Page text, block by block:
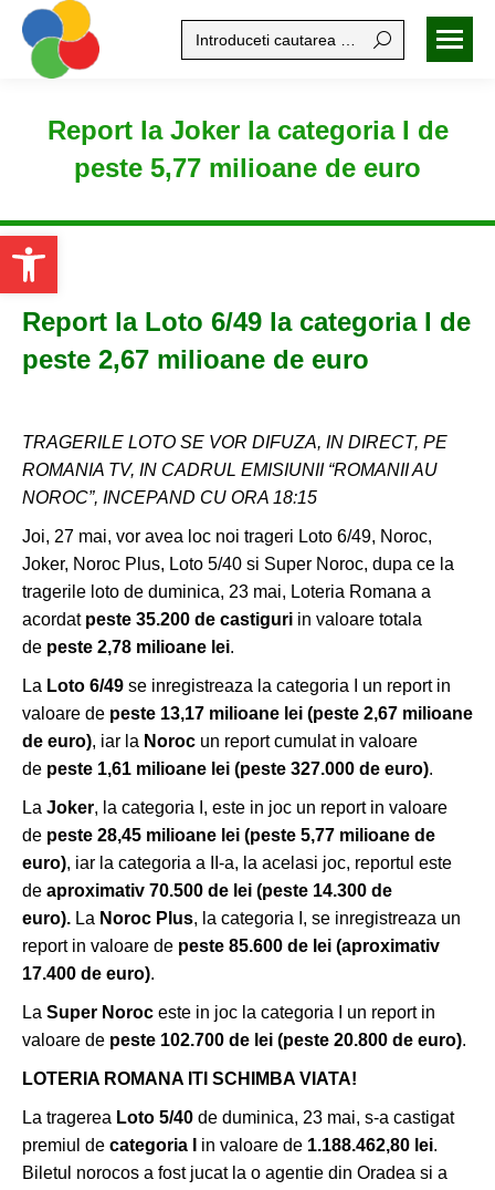
Open toolbar
Search:
Report la Joker la categoria I de
peste 5,77 milioane de euro
Report la Loto 6/49 la categoria I de
peste 2,67 milioane de euro
TRAGERILE LOTO SE VOR DIFUZA, IN DIRECT, PE
ROMANIA TV, IN CADRUL EMISIUNII “ROMANII AU
NOROC”, INCEPAND CU ORA 18:15
Joi, 27 mai, vor avea loc noi trageri Loto 6/49, Noroc,
Joker, Noroc Plus, Loto 5/40 si Super Noroc, dupa ce la
tragerile loto de duminica, 23 mai, Loteria Romana a
acordat peste 35.200 de castiguri in valoare totala
de peste 2,78 milioane lei.
La Loto 6/49 se inregistreaza la categoria I un report in
valoare de peste 13,17 milioane lei (peste 2,67 milioane
de euro), iar la Noroc un report cumulat in valoare
de peste 1,61 milioane lei (peste 327.000 de euro).
La Joker, la categoria I, este in joc un report in valoare
de peste 28,45 milioane lei (peste 5,77 milioane de
euro), iar la categoria a II-a, la acelasi joc, reportul este
de aproximativ 70.500 de lei (peste 14.300 de
euro). La Noroc Plus, la categoria I, se inregistreaza un
report in valoare de peste 85.600 de lei (aproximativ
17.400 de euro).
La Super Noroc este in joc la categoria I un report in
valoare de peste 102.700 de lei (peste 20.800 de euro).
LOTERIA ROMANA ITI SCHIMBA VIATA!
La tragerea Loto 5/40 de duminica, 23 mai, s-a castigat
premiul de categoria I in valoare de 1.188.462,80 lei.
Biletul norocos a fost jucat la o agentie din Oradea si a